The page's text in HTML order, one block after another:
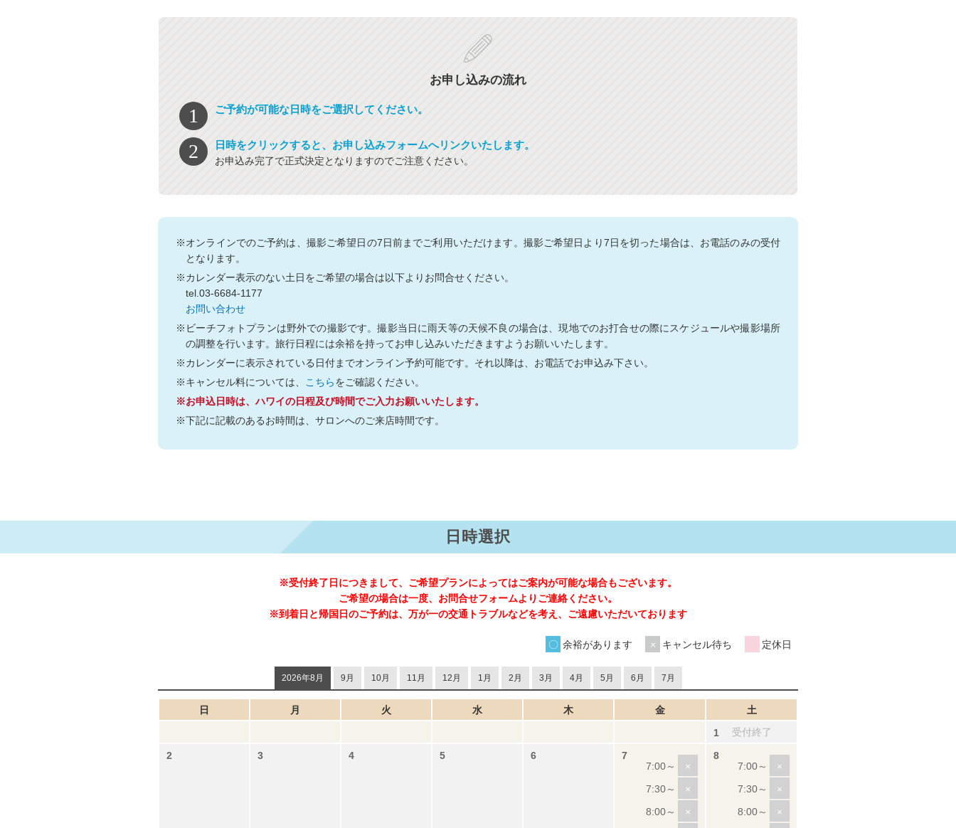
お申し込みの流れ
ご予約が可能な日時をご選択してください。
日時をクリックすると、お申し込みフォームへリンクいたします。
お申込み完了で正式決定となりますのでご注意ください。
※オンラインでのご予約は、撮影ご希望日の7日前までご利用いただけます。撮影ご希望日より7日を切った場合は、お電話のみの受付
となります。
※カレンダー表示のない土日をご希望の場合は以下よりお問合せください。
tel.03-6684-1177
お問い合わせ
※ビーチフォトプランは野外での撮影です。撮影当日に雨天等の天候不良の場合は、現地でのお打合せの際にスケジュールや撮影場所
の調整を行います。旅行日程には余裕を持ってお申し込みいただきますようお願いいたします。
※カレンダーに表示されている日付までオンライン予約可能です。それ以降は、お電話でお申込み下さい。
※キャンセル料については、
こちらをご確認ください。
※お申込日時は、ハワイの日程及び時間でご入力お願いいたします。
※下記に記載のあるお時間は、サロンへのご来店時間です。
日時選択
※受付終了日につきまして、ご希望プランによってはご案内が可能な場合もございます。
ご希望の場合は一度、お問合せフォームよりご連絡ください。
※到着日と帰国日のご予約は、万が一の交通トラブルなどを考え、ご遠慮いただいております
余裕があります キャンセル待ち 定休日
2026年8月 9月 10月 11月 12月 1月 2月 3月 4月 5月 6月 7月
日 月 火 水 木 金
土
受付終了
×
×
×
×
×
×